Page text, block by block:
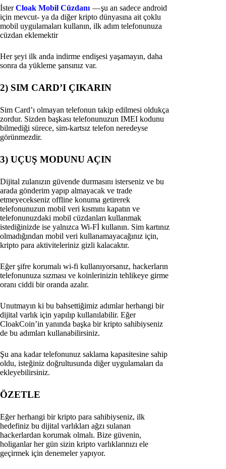
İsterCloak Mobil Cüzdanı — şu an sadece android
için mevcut- ya da diğer kripto dünyasına ait çoklu
mobil uygulamaları kullanın, ilk adım telefonunuza
cüzdan eklemektir
Her şeyi ilk anda indirme endişesi yaşamayın, daha
sonra da yükleme şansınız var.
2) SIM CARD’I ÇIKARIN
Sim Card’ı olmayan telefonun takip edilmesi oldukça
zordur. Sizden başkası telefonunuzun IMEI kodunu
bilmediği sürece, sim-kartsız telefon neredeyse
görünmezdir.
3) UÇUŞ MODUNU AÇIN
Dijital zulanızın güvende durmasını isterseniz ve bu
arada gönderim yapıp almayacak ve trade
etmeyecekseniz offline konuma getirerek
telefonunuzun mobil veri kısmını kapatın ve
telefonunuzdaki mobil cüzdanları kullanmak
istediğinizde ise yalnızca Wi-Fİ kullanın. Sim kartınız
olmadığından mobil veri kullanamayacağınız için,
kripto para aktiviteleriniz gizli kalacaktır.
Eğer şifre korumalı wi-fi kullanıyorsanız, hackerların
telefonunuza sızması ve koinlerinizin tehlikeye girme
oranı ciddi bir oranda azalır.
Unutmayın ki bu bahsettiğimiz adımlar herhangi bir
dijital varlık için yapılıp kullanılabilir. Eğer
CloakCoin’in yanında başka bir kripto sahibiyseniz
de bu adımları kullanabilirsiniz.
Şu ana kadar telefonunuz saklama kapasitesine sahip
oldu, isteğiniz doğrultusunda diğer uygulamaları da
ekleyebilirsiniz.
ÖZETLE
Eğer herhangi bir kripto para sahibiyseniz, ilk
hedefiniz bu dijital varlıkları ağzı sulanan
hackerlardan korumak olmalı. Bize güvenin,
holiganlar her gün sizin kripto varlıklarınızı ele
geçirmek için denemeler yapıyor.